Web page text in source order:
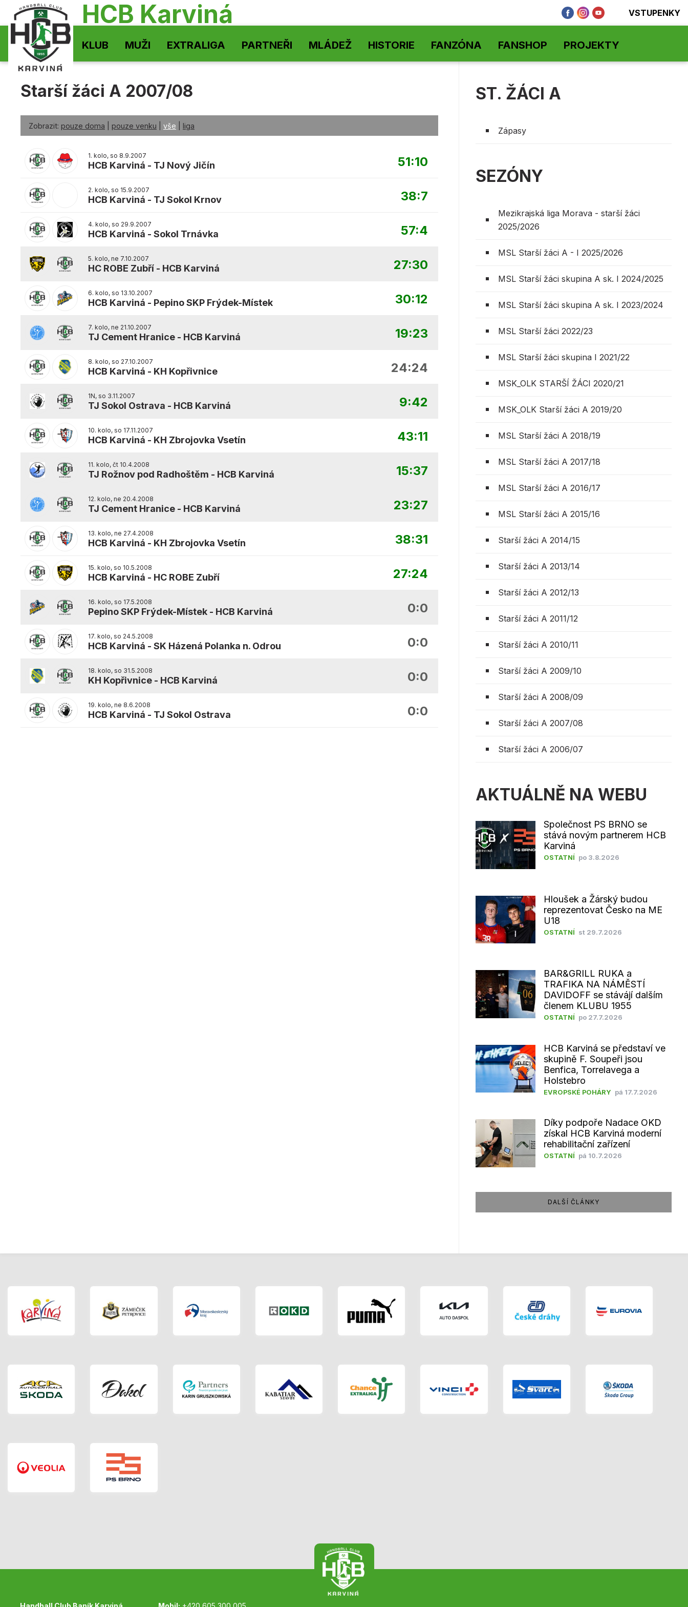
HCB Karviná VSTUPENKY
KLUB MUŽI EXTRALIGA PARTNEŘI MLÁDEŽ HISTORIE FANZÓNA FANSHOP PROJEKTY
Starší žáci A 2007/08
Zobrazit: pouze doma pouze venku vše liga
1. kolo, so 8.9.2007
HCB Karviná - TJ Nový Jičín 51:10
2. kolo, so 15.9.2007
HCB Karviná - TJ Sokol Krnov 38:7
4. kolo, so 29.9.2007
HCB Karviná - Sokol Trnávka 57:4
5. kolo, ne 7.10.2007
HC ROBE Zubří - HCB Karviná 27:30
6. kolo, so 13.10.2007
HCB Karviná - Pepino SKP Frýdek-Místek 30:12
7. kolo, ne 21.10.2007
TJ Cement Hranice - HCB Karviná 19:23
8. kolo, so 27.10.2007
HCB Karviná - KH Kopřivnice 24:24
1N, so 3.11.2007
TJ Sokol Ostrava - HCB Karviná 9:42
10. kolo, so 17.11.2007
HCB Karviná - KH Zbrojovka Vsetín 43:11
11. kolo, čt 10.4.2008
TJ Rožnov pod Radhoštěm - HCB Karviná 15:37
12. kolo, ne 20.4.2008
TJ Cement Hranice - HCB Karviná 23:27
13. kolo, ne 27.4.2008
HCB Karviná - KH Zbrojovka Vsetín 38:31
15. kolo, so 10.5.2008
HCB Karviná - HC ROBE Zubří 27:24
16. kolo, so 17.5.2008
Pepino SKP Frýdek-Místek - HCB Karviná 0:0
17. kolo, so 24.5.2008
HCB Karviná - SK Házená Polanka n. Odrou 0:0
18. kolo, so 31.5.2008
KH Kopřivnice - HCB Karviná 0:0
19. kolo, ne 8.6.2008
HCB Karviná - TJ Sokol Ostrava 0:0
ST. ŽÁCI A
Zápasy
SEZÓNY
Mezikrajská liga Morava - starší žáci
2025/2026
MSL Starší žáci A - I 2025/2026
MSL Starší žáci skupina A sk. I 2024/2025
MSL Starší žáci skupina A sk. I 2023/2024
MSL Starší žáci 2022/23
MSL Starší žáci skupina I 2021/22
MSK_OLK STARŠÍ ŽÁCI 2020/21
MSK_OLK Starší žáci A 2019/20
MSL Starší žáci A 2018/19
MSL Starší žáci A 2017/18
MSL Starší žáci A 2016/17
MSL Starší žáci A 2015/16
Starší žáci A 2014/15
Starší žáci A 2013/14
Starší žáci A 2012/13
Starší žáci A 2011/12
Starší žáci A 2010/11
Starší žáci A 2009/10
Starší žáci A 2008/09
Starší žáci A 2007/08
Starší žáci A 2006/07
AKTUÁLNĚ NA WEBU
Společnost PS BRNO se
stává novým partnerem HCB
Karviná
OSTATNÍ po 3.8.2026
Hloušek a Žárský budou
reprezentovat Česko na ME
U18
OSTATNÍ st 29.7.2026
BAR&GRILL RUKA a
TRAFIKA NA NÁMĚSTÍ
DAVIDOFF se stávájí dalším
členem KLUBU 1955
OSTATNÍ po 27.7.2026
HCB Karviná se představí ve
skupině F. Soupeři jsou
Benfica, Torrelavega a
Holstebro
EVROPSKÉ POHÁRY pá 17.7.2026
Díky podpoře Nadace OKD
získal HCB Karviná moderní
rehabilitační zařízení
OSTATNÍ pá 10.7.2026
DALŠÍ ČLÁNKY